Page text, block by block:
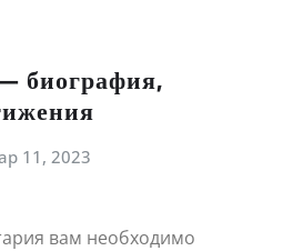
биография,
11, 2023
вам необходимо